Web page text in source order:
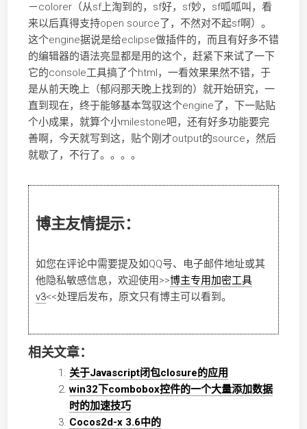
－colorer（从sf上淘到的，sf好，sf妙，sf呱呱叫，看
来以后真得支持open source了，不然对不起sf啊）。
这个engine据说是给eclipse做插件的，而且有好多不错
的编辑器的语法亮显都是用的这个，赶紧下来试了一下
它的console工具搞了个html，一看效果果然不错，于
是从前天晚上（郁闷那天晚上找到的）就开始研究，一
直到现在，终于能够基本驾驭这个engine了，下一贴贴
个小成果，就算个小milestone吧，还有好多功能要完
善啊，今天就写到这，贴个刚才output的source，然后
就歇了，不行了。。。。
博主友情提示：
如您在评论中需要提及如QQ号、电子邮件地址或其
他隐私敏感信息，欢迎使用>>博主专用加密工具
v3<<处理后发布，原文只有博主可以看到。
相关文章：
关于Javascript闭包closure的应用
win32下combobox控件的一个大量添加数据
时的加速技巧
Cocos2d-x 3.6中的